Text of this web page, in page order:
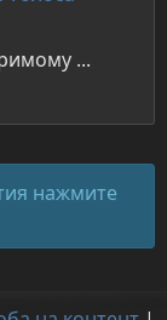
...
нажмите